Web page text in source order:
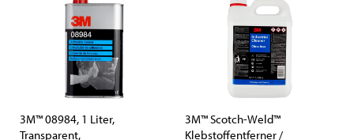
3M™ 08984, 1 Liter,
Transparent,
3M™ Scotch-Weld™
Klebstoffentferner /